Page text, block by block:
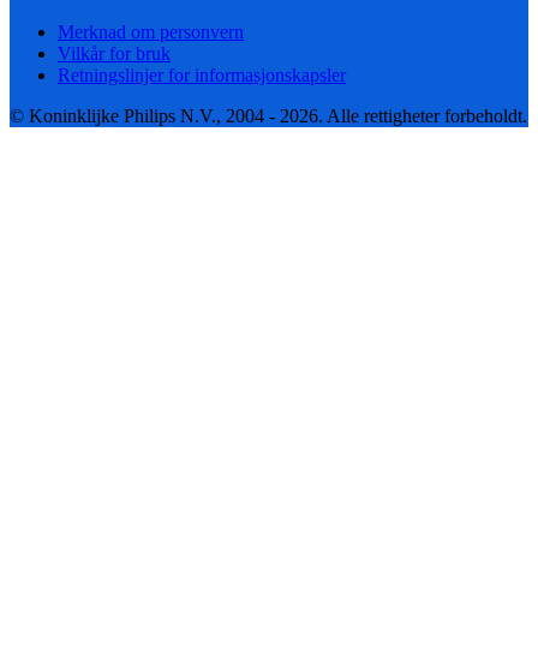
Merknad om personvern
Vilkår for bruk
Retningslinjer for informasjonskapsler
© Koninklijke Philips N.V., 2004 - 2026. Alle rettigheter forbeholdt.